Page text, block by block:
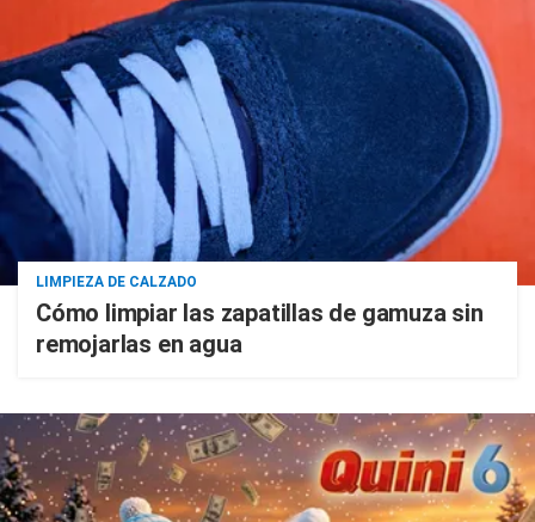
LIMPIEZA DE CALZADO
Cómo limpiar las zapatillas de gamuza sin
remojarlas en agua